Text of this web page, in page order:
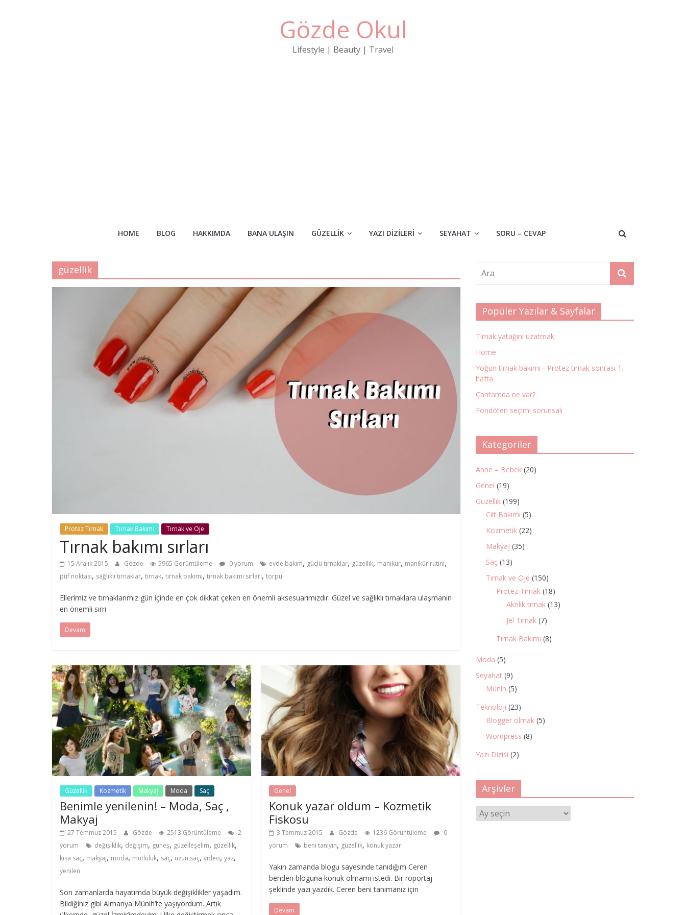
Gözde Okul
Lifestyle | Beauty | Travel
HOME BLOG HAKKIMDA BANA ULAŞIN GÜZELLIK YAZI DIZILERI SEYAHAT SORU – CEVAP
güzellik
Protez Tırnak Tırnak Bakımı Tırnak ve Oje
Tırnak bakımı sırları
15 Aralık 2015 Gözde 5965 Görüntüleme 0 yorum evde bakım, güçlü tırnaklar, güzellik, manikür, manikür rutini,
püf noktası, sağlıklı tırnaklar, tirnak, tırnak bakımı, tırnak bakımı sırları, törpü
Ellerimiz ve tırnaklarımız gün içinde en çok dikkat çeken en önemli aksesuarımızdır. Güzel ve sağlıklı tırnaklara ulaşmanın
en önemli sırrı
Devam
Güzellik Kozmetik Makyaj Moda Saç
Benimle yenilenin! – Moda, Saç ,
Makyaj
27 Temmuz 2015 Gözde 2513 Görüntüleme
2
yorum
değişiklik, değişim, güneş, güzelleşelim, güzellik,
kısa saç, makyaj, moda, mutluluk, saç, uzun saç, video, yaz,
yenilen
Son zamanlarda hayatımda büyük değişiklikler yaşadım.
Bildiğiniz gibi Almanya Münih’te yaşıyordum. Artık
Genel
Konuk yazar oldum – Kozmetik
Fiskosu
3 Temmuz 2015 Gözde 1236 Görüntüleme
0
yorum
beni tanıyın, güzellik, konuk yazar
Yakın zamanda blogu sayesinde tanıdığım Ceren
benden bloguna konuk olmamı istedi. Bir röportaj
şeklinde yazı yazdık. Ceren beni tanımanız için
Devam
Popüler Yazılar & Sayfalar
Tırnak yatağını uzatmak
Home
Yoğun tırnak bakımı - Protez tırnak sonrası 1.
hafta
Çantamda ne var?
Fondöten seçimi sorunsalı
Kategoriler
Anne – Bebek (20)
Genel (19)
Güzellik (199)
Cilt Bakımı (5)
Kozmetik (22)
Makyaj (35)
Saç (13)
Tırnak ve Oje (150)
Protez Tırnak (18)
Akrilik tırnak (13)
Jel Tırnak (7)
Tırnak Bakımı (8)
Moda (5)
Seyahat (9)
Münih (5)
Teknoloji (23)
Blogger olmak (5)
Wordpress (8)
Yazı Dizisi (2)
Arşivler
Arşivler